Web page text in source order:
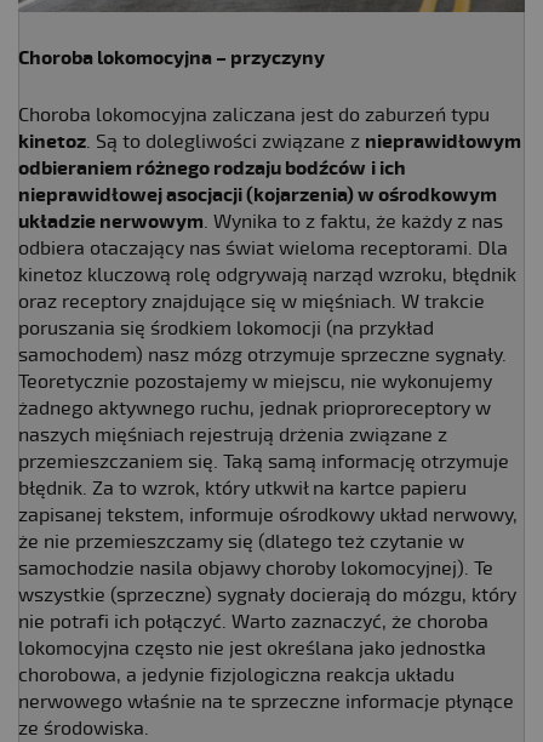
Choroba lokomocyjna – przyczyny
Choroba lokomocyjna zaliczana jest do zaburzeń typu
kinetoz. Są to dolegliwości związane z nieprawidłowym
odbieraniem różnego rodzaju bodźców i ich
nieprawidłowej asocjacji (kojarzenia) w ośrodkowym
układzie nerwowym. Wynika to z faktu, że każdy z nas
odbiera otaczający nas świat wieloma receptorami. Dla
kinetoz kluczową rolę odgrywają narząd wzroku, błędnik
oraz receptory znajdujące się w mięśniach. W trakcie
poruszania się środkiem lokomocji (na przykład
samochodem) nasz mózg otrzymuje sprzeczne sygnały.
Teoretycznie pozostajemy w miejscu, nie wykonujemy
żadnego aktywnego ruchu, jednak prioproreceptory w
naszych mięśniach rejestrują drżenia związane z
przemieszczaniem się. Taką samą informację otrzymuje
błędnik. Za to wzrok, który utkwił na kartce papieru
zapisanej tekstem, informuje ośrodkowy układ nerwowy,
że nie przemieszczamy się (dlatego też czytanie w
samochodzie nasila objawy choroby lokomocyjnej). Te
wszystkie (sprzeczne) sygnały docierają do mózgu, który
nie potrafi ich połączyć. Warto zaznaczyć, że choroba
lokomocyjna często nie jest określana jako jednostka
chorobowa, a jedynie fizjologiczna reakcja układu
nerwowego właśnie na te sprzeczne informacje płynące
ze środowiska.